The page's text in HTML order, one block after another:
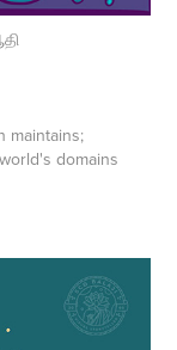
maintains;
domains